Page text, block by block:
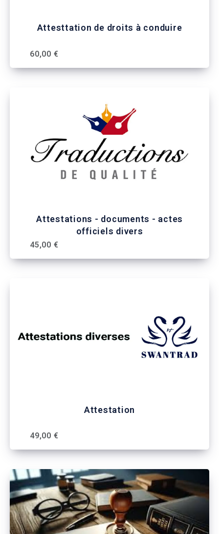
Attesttation de droits à conduire
60,00 €
Attestations - documents - actes
officiels divers
45,00 €
Attestation
49,00 €